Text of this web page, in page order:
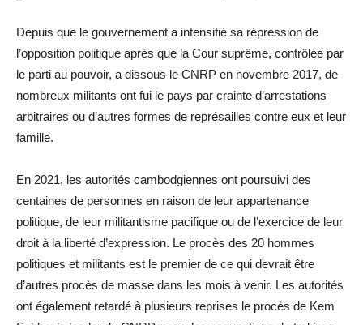
Depuis que le gouvernement a intensifié sa répression de
l’opposition politique après que la Cour suprême, contrôlée par
le parti au pouvoir, a dissous le CNRP en novembre 2017, de
nombreux militants ont fui le pays par crainte d’arrestations
arbitraires ou d’autres formes de représailles contre eux et leur
famille.
En 2021, les autorités cambodgiennes ont poursuivi des
centaines de personnes en raison de leur appartenance
politique, de leur militantisme pacifique ou de l’exercice de leur
droit à la liberté d’expression. Le procès des 20 hommes
politiques et militants est le premier de ce qui devrait être
d’autres procès de masse dans les mois à venir. Les autorités
ont également retardé à plusieurs reprises le procès de Kem